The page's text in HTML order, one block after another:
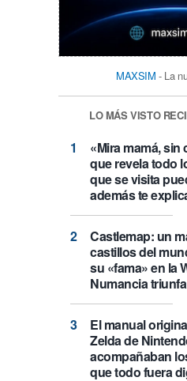
MAXSIM - La
LO MÁS VISTO
«Mira mamá,
que revela todo
que se visita
además te
Castlemap: un
castillos del
su «fama» en la
Numancia triunfa
El manual
Zelda de
acompañaban
que todo fuera